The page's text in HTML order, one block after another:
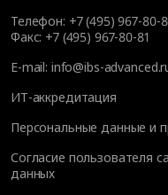
Телефон: +7 (495) 967-80-
Факс: +7 (495) 967-80-81
E-mail: info@ibs-
ИТ-аккредитация
Персональные данные и
Согласие пользователя
данных